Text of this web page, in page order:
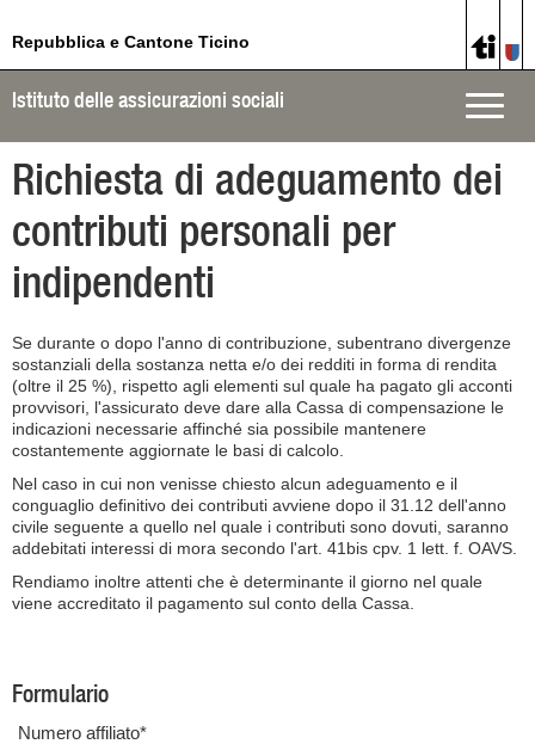
Repubblica e Cantone Ticino
Toggle
Istituto delle assicurazioni sociali
Richiesta di adeguamento dei
contributi personali per
indipendenti
Se durante o dopo l'anno di contribuzione, subentrano divergenze
sostanziali della sostanza netta e/o dei redditi in forma di rendita
(oltre il 25 %), rispetto agli elementi sul quale ha pagato gli acconti
provvisori, l'assicurato deve dare alla Cassa di compensazione le
indicazioni necessarie affinché sia possibile mantenere
costantemente aggiornate le basi di calcolo.
Nel caso in cui non venisse chiesto alcun adeguamento e il
conguaglio definitivo dei contributi avviene dopo il 31.12 dell'anno
civile seguente a quello nel quale i contributi sono dovuti, saranno
addebitati interessi di mora secondo l'art. 41bis cpv. 1 lett. f. OAVS.
Rendiamo inoltre attenti che è determinante il giorno nel quale
viene accreditato il pagamento sul conto della Cassa.
Formulario
Numero affiliato*